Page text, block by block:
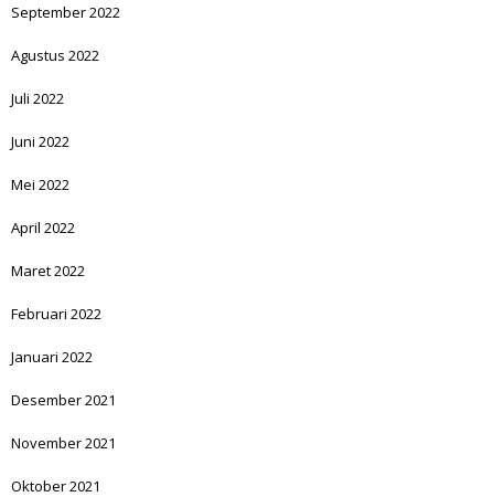
September 2022
Agustus 2022
Juli 2022
Juni 2022
Mei 2022
April 2022
Maret 2022
Februari 2022
Januari 2022
Desember 2021
November 2021
Oktober 2021